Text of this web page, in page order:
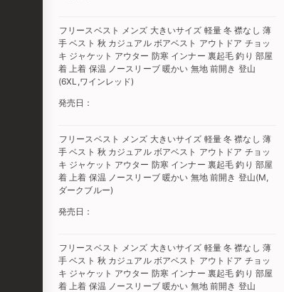
フリースベスト メンズ 大きいサイズ 軽量 冬 襟なし 薄
手 ベスト 秋 カジュアル ボアベスト アウトドア チョッ
キ ジャケット アウター 防寒 インナー 裏起毛 釣り 部屋
着 上着 保温 ノースリーブ 暖かい 無地 前開き 登山
(6XL,ワインレッド)
発売日：
フリースベスト メンズ 大きいサイズ 軽量 冬 襟なし 薄
手 ベスト 秋 カジュアル ボアベスト アウトドア チョッ
キ ジャケット アウター 防寒 インナー 裏起毛 釣り 部屋
着 上着 保温 ノースリーブ 暖かい 無地 前開き 登山(M,
ダークブルー)
発売日：
フリースベスト メンズ 大きいサイズ 軽量 冬 襟なし 薄
手 ベスト 秋 カジュアル ボアベスト アウトドア チョッ
キ ジャケット アウター 防寒 インナー 裏起毛 釣り 部屋
着 上着 保温 ノースリーブ 暖かい 無地 前開き 登山